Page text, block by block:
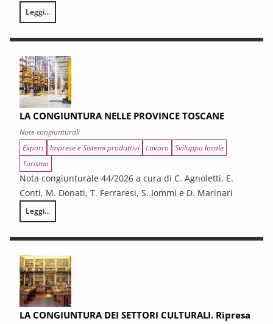
Leggi...
I CONTRATTI PUBBLICI AL TERMINE DEL PNRR – Andamento
LA CONGIUNTURA NELLE PROVINCE TOSCANE
Note congiunturali
Export Imprese e Sistemi produttivi Lavoro Sviluppo locale
Turismo
Nota congiunturale 44/2026 a cura di C. Agnoletti, E.
Conti, M. Donati, T. Ferraresi, S. Iommi e D. Marinari
Leggi...
LA CONGIUNTURA NELLE PROVINCE TOSCANE
LA CONGIUNTURA DEI SETTORI CULTURALI. Ripresa